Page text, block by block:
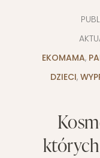
EKOMAMA,
DZIECI,